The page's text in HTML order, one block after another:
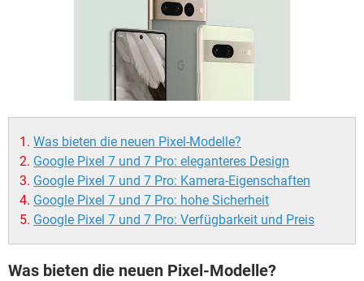
Was bieten die neuen Pixel-Modelle?
Google Pixel 7 und 7 Pro: eleganteres Design
Google Pixel 7 und 7 Pro: Kamera-Eigenschaften
Google Pixel 7 und 7 Pro: hohe Sicherheit
Google Pixel 7 und 7 Pro: Verfügbarkeit und Preis
Was bieten die neuen Pixel-Modelle?